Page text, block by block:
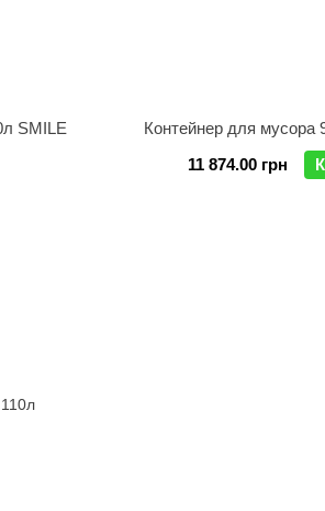
SMILE
Контейнер для мусора
11 874.00 грн